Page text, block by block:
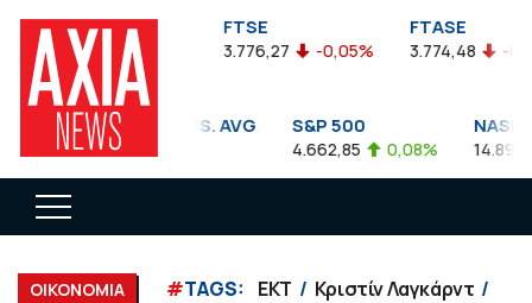
FTSEA
899,47 -0,04%
FTSE
3.776,27 -0,05%
FTASE
3.774,48 -0,10%
DOW JONES INDUS. AVG
35.911,81 -0,56%
S&P 500
4.662,85 0,08% 14.893,75
ΟΙΚΟΝΟΜΙΑ #TAGS: ΕΚΤ
Κριστίν Λαγκάρντ